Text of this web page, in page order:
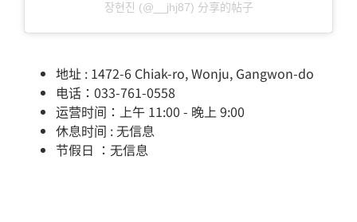
장현진 (@__jhj87) 分享的帖子
地址 : 1472-6 Chiak-ro, Wonju, Gangwon-do
电话：033-761-0558
运营时间：上午 11:00 - 晚上 9:00
休息时间 : 无信息
节假日 ：无信息